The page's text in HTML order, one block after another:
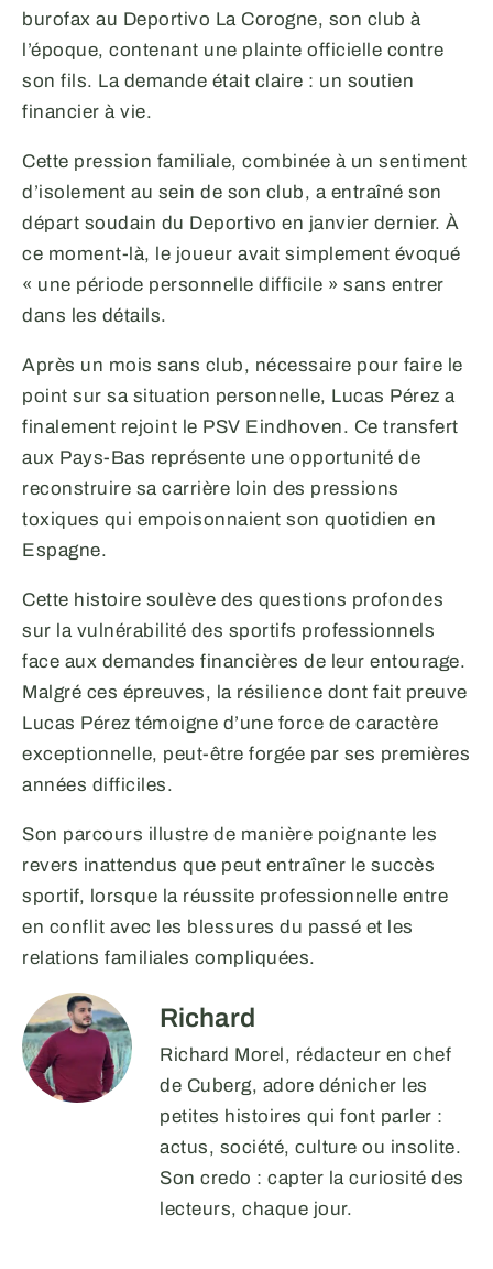
burofax au Deportivo La Corogne, son club à
l’époque, contenant une plainte officielle contre
son fils. La demande était claire : un soutien
financier à vie.
Cette pression familiale, combinée à un sentiment
d’isolement au sein de son club, a entraîné son
départ soudain du Deportivo en janvier dernier. À
ce moment-là, le joueur avait simplement évoqué
« une période personnelle difficile » sans entrer
dans les détails.
Après un mois sans club, nécessaire pour faire le
point sur sa situation personnelle, Lucas Pérez a
finalement rejoint le PSV Eindhoven. Ce transfert
aux Pays-Bas représente une opportunité de
reconstruire sa carrière loin des pressions
toxiques qui empoisonnaient son quotidien en
Espagne.
Cette histoire soulève des questions profondes
sur la vulnérabilité des sportifs professionnels
face aux demandes financières de leur entourage.
Malgré ces épreuves, la résilience dont fait preuve
Lucas Pérez témoigne d’une force de caractère
exceptionnelle, peut-être forgée par ses premières
années difficiles.
Son parcours illustre de manière poignante les
revers inattendus que peut entraîner le succès
sportif, lorsque la réussite professionnelle entre
en conflit avec les blessures du passé et les
relations familiales compliquées.
Richard
Richard Morel, rédacteur en chef
de Cuberg, adore dénicher les
petites histoires qui font parler :
actus, société, culture ou insolite.
Son credo : capter la curiosité des
lecteurs, chaque jour.